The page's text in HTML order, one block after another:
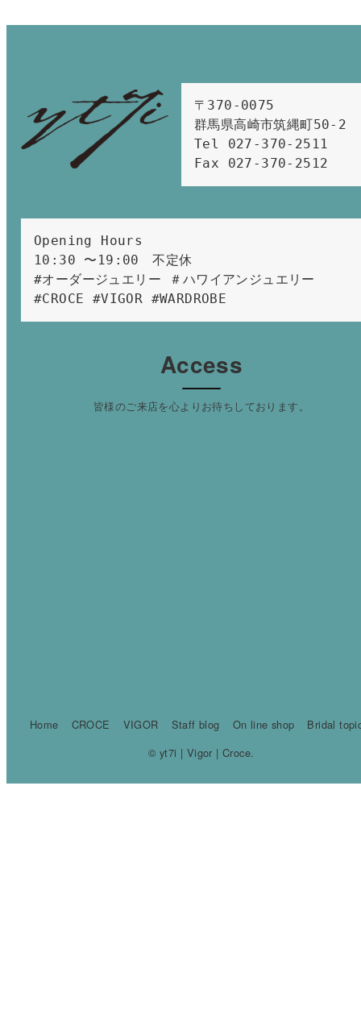
〒370-0075
群馬県高崎市筑縄町50-2
Tel 027-370-2511
Fax 027-370-2512
Opening Hours
10:30 〜19:00　不定休
#オーダージュエリー ＃ハワイアンジュエリー
#CROCE #VIGOR #WARDROBE
Access
皆様のご来店を心よりお待ちしております。
Home CROCE VIGOR Staff blog On line shop
Bridal
© yt7i | Vigor | Croce.